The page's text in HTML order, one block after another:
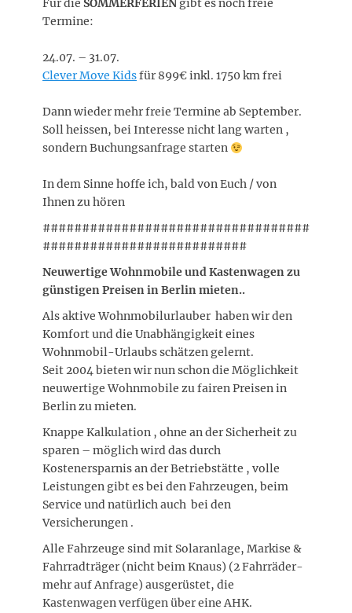
Für die SOMMERFERIEN gibt es noch freie
Termine:
24.07. – 31.07.
Clever Move Kidsfür 899€ inkl. 1750 km frei
Dann wieder mehr freie Termine ab September.
Soll heissen, bei Interesse nicht lang warten ,
sondern Buchungsanfrage starten
In dem Sinne hoffe ich, bald von Euch / von
Ihnen zu hören
##################################
##########################
Neuwertige Wohnmobile und Kastenwagen zu
günstigen Preisen in Berlin mieten..
Als aktive Wohnmobilurlauber haben wir den
Komfort und die Unabhängigkeit eines
Wohnmobil-Urlaubs schätzen gelernt.
Seit 2004 bieten wir nun schon die Möglichkeit
neuwertige Wohnmobile zu fairen Preisen in
Berlin zu mieten.
Knappe Kalkulation , ohne an der Sicherheit zu
sparen – möglich wird das durch
Kostenersparnis an der Betriebstätte , volle
Leistungen gibt es bei den Fahrzeugen, beim
Service und natürlich auch bei den
Versicherungen .
Alle Fahrzeuge sind mit Solaranlage, Markise &
Fahrradträger (nicht beim Knaus) (2 Fahrräder-
mehr auf Anfrage) ausgerüstet, die
Kastenwagen verfügen über eine AHK.